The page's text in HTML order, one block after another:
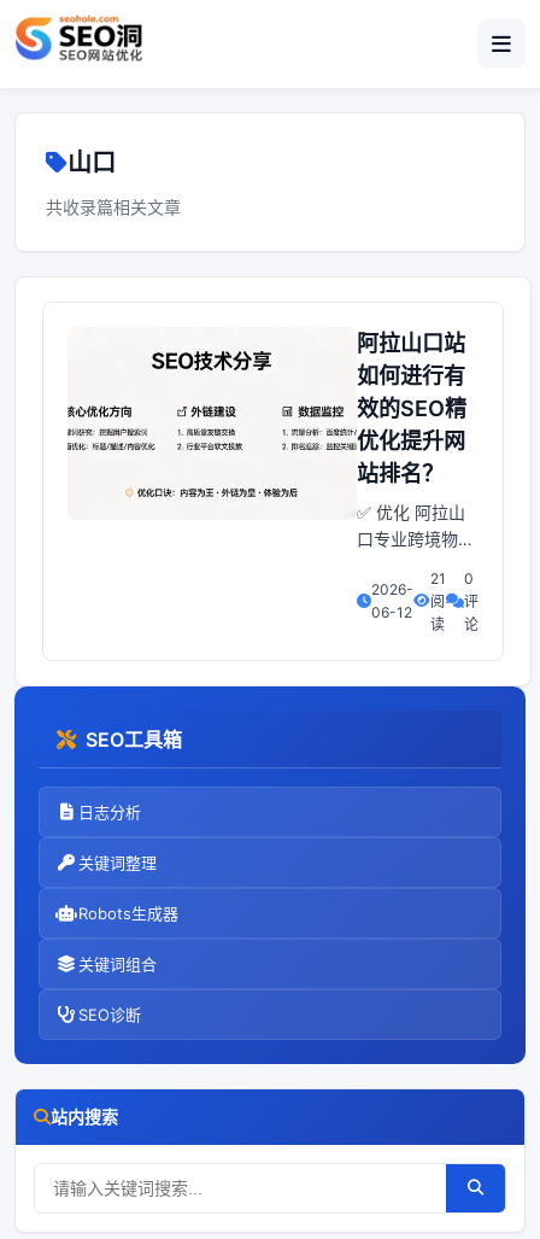
山口
共收录篇相关文章
阿拉山口站
如何进行有
效的SEO精
优化提升网
站排名？
✅ 优化 阿拉山
口专业跨境物流
日更新.- 每周:
关键词排名监
2026-
06-12
21
阅
读
0
评
论
SEO工具箱
日志分析
关键词整理
Robots生成器
关键词组合
SEO诊断
站内搜索